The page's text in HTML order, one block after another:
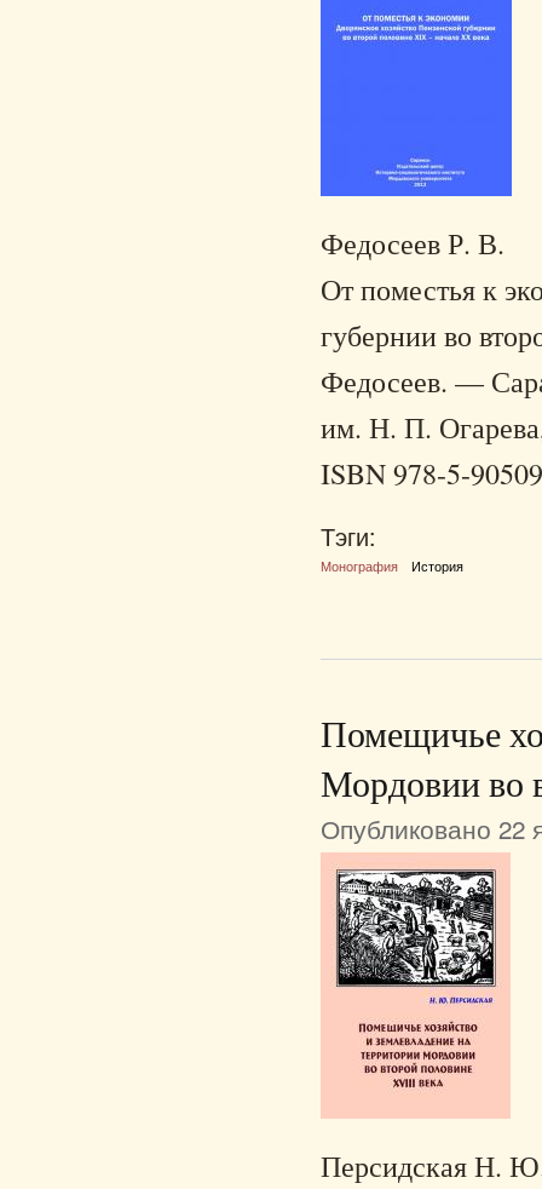
Федосеев Р. В.
От поместья к
губернии во
Федосеев. —
им. Н. П.
ISBN 978-5-
Тэги:
Монография История
Помещичье
Мордовии во
Опубликовано 22
Персидская Н.